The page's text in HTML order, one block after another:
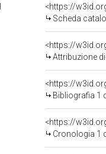
<https://
Scheda
Attribuzione
<https://
Bibliografia 1
<https://
Cronologia 1